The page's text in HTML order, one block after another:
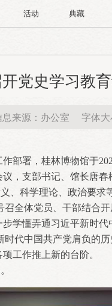
活动 典藏
党史学习教
息来源：办公室 字体大
部署，桂林博物馆于
，支部书记、馆长唐春
科学理论、政治要求
召全体党员、干部结合
学懂弄通习近平新时
时代中国共产党肩负的
工作推上新的台阶。